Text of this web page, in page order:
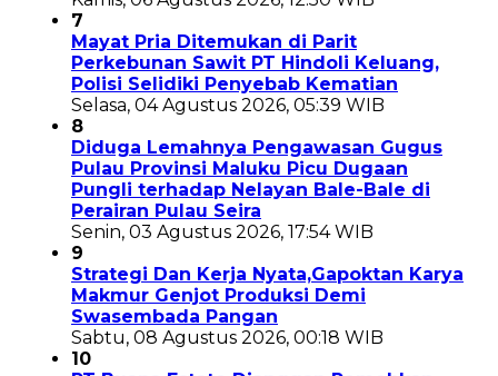
7
Mayat Pria Ditemukan di Parit
Perkebunan Sawit PT Hindoli Keluang,
Polisi Selidiki Penyebab Kematian
Selasa, 04 Agustus 2026, 05:39 WIB
8
Diduga Lemahnya Pengawasan Gugus
Pulau Provinsi Maluku Picu Dugaan
Pungli terhadap Nelayan Bale-Bale di
Perairan Pulau Seira
Senin, 03 Agustus 2026, 17:54 WIB
9
Strategi Dan Kerja Nyata,Gapoktan Karya
Makmur Genjot Produksi Demi
Swasembada Pangan
Sabtu, 08 Agustus 2026, 00:18 WIB
10